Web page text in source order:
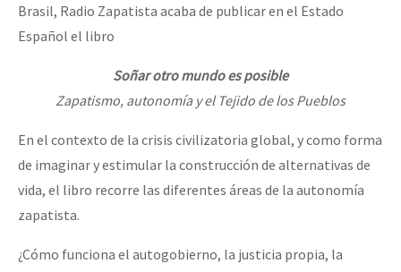
Brasil, Radio Zapatista acaba de publicar en el Estado
Español el libro
Soñar otro mundo es posible
Zapatismo, autonomía y el Tejido de los Pueblos
En el contexto de la crisis civilizatoria global, y como forma
de imaginar y estimular la construcción de alternativas de
vida, el libro recorre las diferentes áreas de la autonomía
zapatista.
¿Cómo funciona el autogobierno, la justicia propia, la